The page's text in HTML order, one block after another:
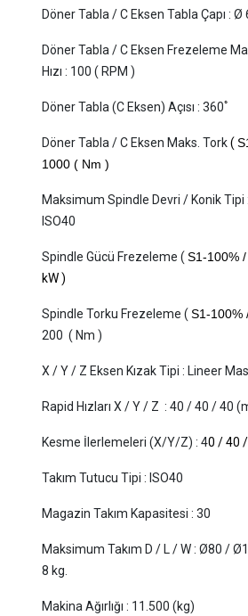
Döner Tabla / C Eksen Tabla Çapı : Ø
Döner Tabla / C Eksen Frezeleme
Hızı : 100 ( RPM )
Döner Tabla (C Eksen) Açısı : 360ﾟ
Döner Tabla / C Eksen Maks. Tork(
1000 ( Nm )
Maksimum Spindle Devri / Konik Tipi :
ISO40
Spindle Gücü Frezeleme (S1-100%
kW )
Spindle Torku Frezeleme (S1-100%
200 ( Nm )
X / Y / Z Eksen Kızak Tipi : Lineer
Rapid Hızları X / Y / Z : 40 / 40 / 40
Kesme İlerlemeleri (X/Y/Z) : 40 / 40
Takım Tutucu Tipi : ISO40
Magazin Takım Kapasitesi : 30
Maksimum Takım D / L / W: Ø80 /
8 kg.
Makina Ağırlığı : 11.500 (kg)